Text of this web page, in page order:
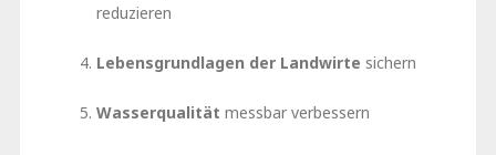
reduzieren
Lebensgrundlagen der Landwirte sichern
Wasserqualität messbar verbessern